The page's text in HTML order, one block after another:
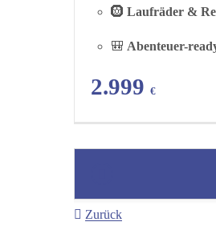
🛞 Laufräder &
🎒 Abenteuer-
2.999 €
Zurück